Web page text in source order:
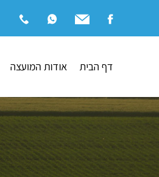
דף הבית אודות המועצה